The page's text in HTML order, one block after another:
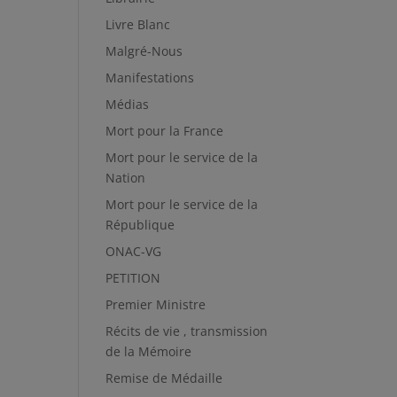
Livre Blanc
Malgré-Nous
Manifestations
Médias
Mort pour la France
Mort pour le service de la
Nation
Mort pour le service de la
République
ONAC-VG
PETITION
Premier Ministre
Récits de vie , transmission
de la Mémoire
Remise de Médaille